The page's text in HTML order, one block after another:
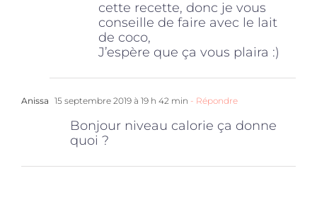
cette recette, donc je vous
conseille de faire avec le lait
de coco,
J’espère que ça vous plaira :)
Anissa 15 septembre 2019 à 19 h 42 min - Répondre
Bonjour niveau calorie ça donne
quoi ?